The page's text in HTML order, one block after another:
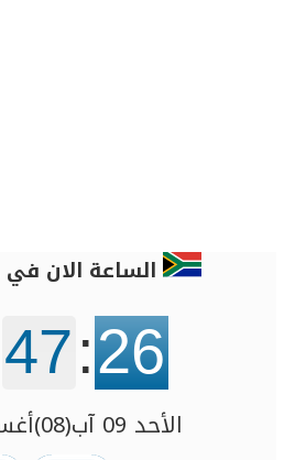
الساعة الان في
47:26
الأحد 09 آب(08)أغسطس 2026